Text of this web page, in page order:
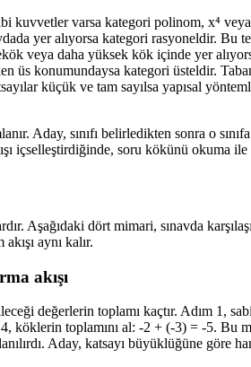
kuvvetler varsa kategori polinom, x⁴
yer alıyorsa kategori rasyoneldir. Bu
veya daha yüksek kök içinde yer
üs konumundaysa kategori üsteldir.
küçük ve tam sayılsa yapısal
Aday, sınıfı belirledikten sonra o
içselleştirdiğinde, soru kökünü okuma
Aşağıdaki dört mimari, sınavda
aynı kalır.
akışı
değerlerin toplamı kaçtır. Adım 1,
köklerin toplamını al: -2 + (-3) = -5.
Aday, katsayı büyüklüğüne göre